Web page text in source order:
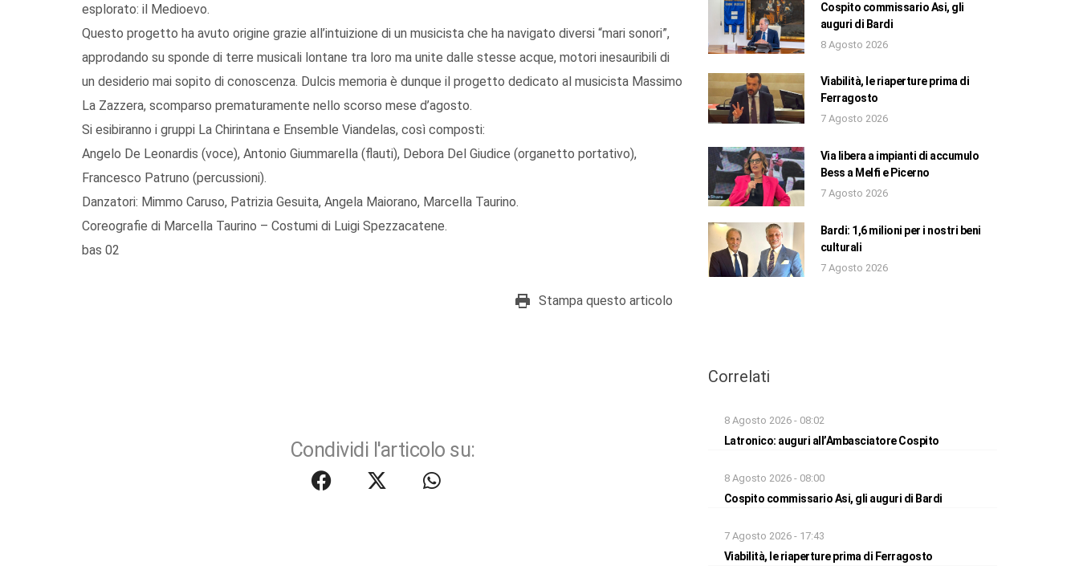
esplorato: il Medioevo.
Questo progetto ha avuto origine grazie all’intuizione di un musicista che ha navigato diversi “mari sonori”,
approdando su sponde di terre musicali lontane tra loro ma unite dalle stesse acque, motori inesauribili di
un desiderio mai sopito di conoscenza. Dulcis memoria è dunque il progetto dedicato al musicista Massimo
La Zazzera, scomparso prematuramente nello scorso mese d’agosto.
Si esibiranno i gruppi La Chirintana e Ensemble Viandelas, così composti:
Angelo De Leonardis (voce), Antonio Giummarella (flauti), Debora Del Giudice (organetto portativo),
Francesco Patruno (percussioni).
Danzatori: Mimmo Caruso, Patrizia Gesuita, Angela Maiorano, Marcella Taurino.
Coreografie di Marcella Taurino – Costumi di Luigi Spezzacatene.
bas 02
Stampa questo articolo
Condividi l'articolo su:
Cospito commissario Asi, gli
auguri di Bardi
8 Agosto 2026
Viabilità, le riaperture prima di
Ferragosto
7 Agosto 2026
Via libera a impianti di accumulo
Bess a Melfi e Picerno
7 Agosto 2026
Bardi: 1,6 milioni per i nostri beni
culturali
7 Agosto 2026
Correlati
8 Agosto 2026 - 08:02
Latronico: auguri all’Ambasciatore Cospito
8 Agosto 2026 - 08:00
Cospito commissario Asi, gli auguri di Bardi
7 Agosto 2026 - 17:43
Viabilità, le riaperture prima di Ferragosto